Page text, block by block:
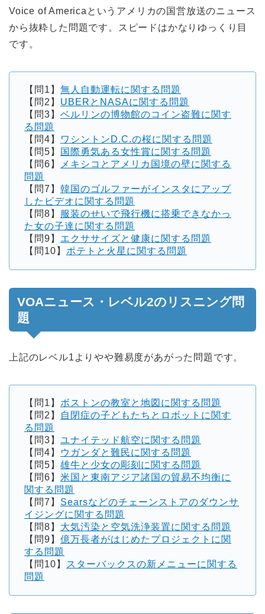
Voice of Americaというアメリカの国営放送のニュース
から抜粋した問題です。スピードはかなりゆっくり目
です。
【問1】 無人自動運転に関する問題
【問2】 UBERとNASAに関する問題
【問3】 ベルリンの博物館のコイン盗難に関す
る問題
【問4】
ワシントンD.C.の桜に関する問題
【問5】
国際勇気ある女性賞に関する問題
【問6】
メキシコとアメリカ国境の壁に関する
問題
【問7】 韓国のゴルファーがインスタにアップ
したビデオに関する問題
【問8】
服装のせいで飛行機に搭乗できなかっ
た女の子達に関する問題
【問9】 エクササイズと健康に関する問題
【問10】 ポテトと火星に関する問題
VOAニュース・レベル2のリスニング問
題
上記のレベル1よりやや難易度があがった問題です。
【問1】 ボストンの教室と地図に関する問題
【問2】
自閉症の子どもたちとロボットに関す
る問題
【問3】 ユナイテッド航空に関する問題
【問4】
ウガンダと難民に関する問題
【問5】 雄牛と少女の彫刻に関する問題
【問6】 米国と東南アジア諸国の貿易不均衡に
関する問題
【問7】 Searsなどのチェーンストアのダウンサ
イジングに関する問題
【問8】 大気汚染と空気洗浄装置に関する問題
【問9】 億万長者がはじめたプロジェクトに関
する問題
【問10】
スターバックスの新メニューに関する
問題